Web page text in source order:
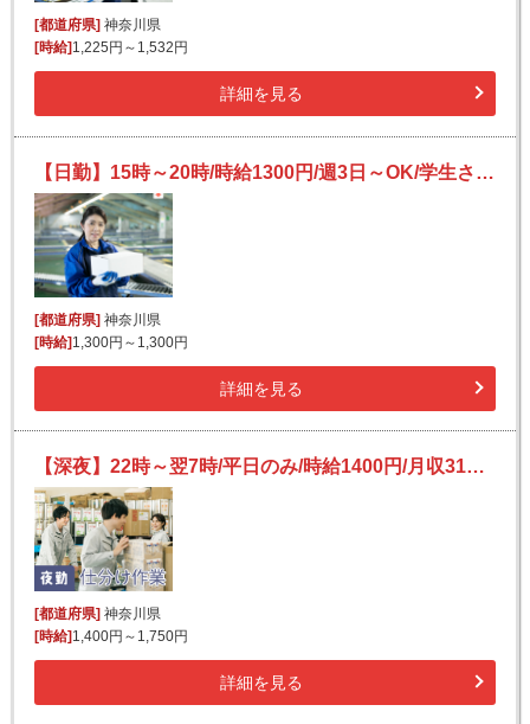
[都道府県]神奈川県
[時給]1,225円～1,532円
詳細を見る
【日勤】15時～20時/時給1300円/週3日～OK/学生さん、副業大歓迎◎/簡単荷物仕分け
[都道府県]神奈川県
[時給]1,300円～1,300円
詳細を見る
【深夜】22時～翌7時/平日のみ/時給1400円/月収31万も！/未経験OK/モクモク簡単作業♪/倉庫内仕分け
[都道府県] 神奈川県
[時給] 1,400円～1,750円
詳細を見る